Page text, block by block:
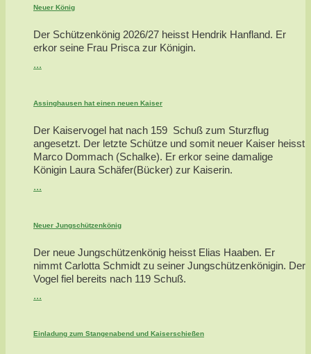
Neuer König
Der Schützenkönig 2026/27 heisst Hendrik Hanfland. Er
erkor seine Frau Prisca zur Königin.
...
Assinghausen hat einen neuen Kaiser
Der Kaiservogel hat nach 159 Schuß zum Sturzflug
angesetzt. Der letzte Schütze und somit neuer Kaiser heisst
Marco Dommach (Schalke). Er erkor seine damalige
Königin Laura Schäfer(Bücker) zur Kaiserin.
...
Neuer Jungschützenkönig
Der neue Jungschützenkönig heisst Elias Haaben. Er
nimmt Carlotta Schmidt zu seiner Jungschützenkönigin. Der
Vogel fiel bereits nach 119 Schuß.
...
Einladung zum Stangenabend und Kaiserschießen